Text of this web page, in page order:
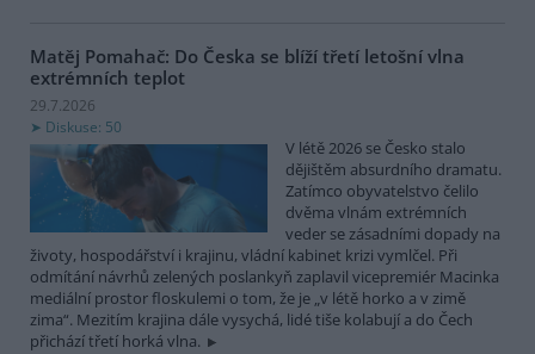
Matěj Pomahač: Do Česka se blíží třetí letošní vlna
extrémních teplot
29.7.2026
Diskuse: 50
V létě 2026 se Česko stalo
dějištěm absurdního dramatu.
Zatímco obyvatelstvo čelilo
dvěma vlnám extrémních
veder se zásadními dopady na
životy, hospodářství i krajinu, vládní kabinet krizi vymlčel. Při
odmítání návrhů zelených poslankyň zaplavil vicepremiér Macinka
mediální prostor floskulemi o tom, že je „v létě horko a v zimě
zima“. Mezitím krajina dále vysychá, lidé tiše kolabují a do Čech
přichází třetí horká vlna.